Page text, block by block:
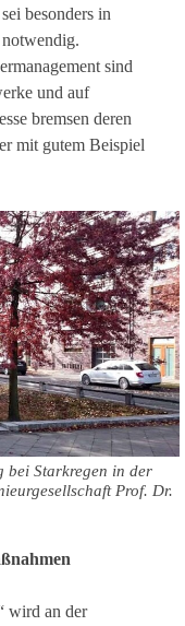
besonders in
sind
und auf
bremsen deren
mit gutem Beispiel
bei Starkregen in der
Prof. Dr.
wird an der